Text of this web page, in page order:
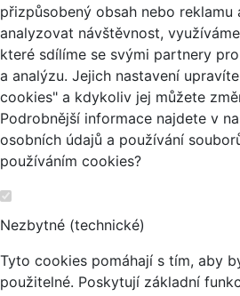
přizpůsobený obsah nebo reklamu
analyzovat návštěvnost,
které sdílíme se svými partnery
a analýzu. Jejich nastavení
cookies" a kdykoliv jej můžete
Podrobnější informace najdete v
osobních údajů a používání
používáním cookies?
Nezbytné (technické)
Tyto cookies pomáhají s tím, aby
použitelné. Poskytují základní